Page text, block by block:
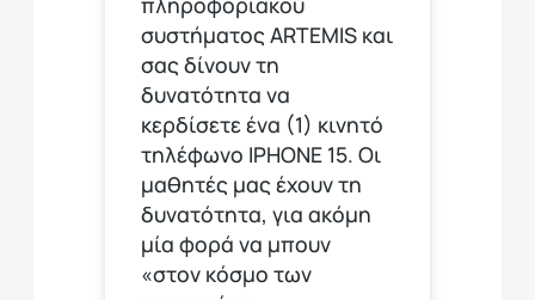
συστήματος ARTEMIS και
σας δίνουν τη
δυνατότητα να
κερδίσετε ένα (1) κινητό
τηλέφωνο ΙΡΗΟΝΕ 15. Οι
μαθητές μας έχουν τη
δυνατότητα, για ακόμη
μία φορά να μπουν
«στον κόσμο των